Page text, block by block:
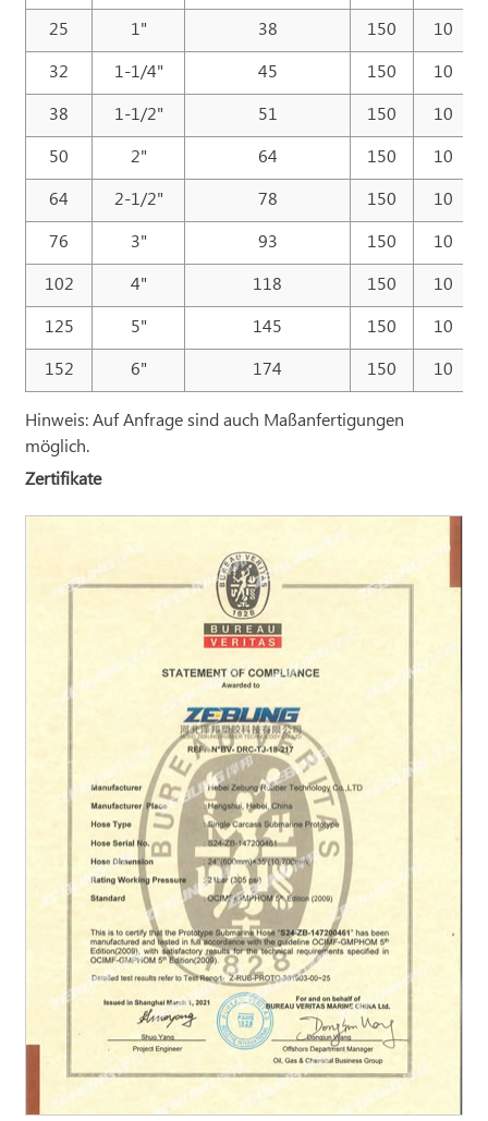
25
1" 38 150 10
32
1-1/4" 45 150 10
38
1-1/2" 51 150 10
50
2" 64 150 10
64
2-1/2" 78 150 10
76
3" 93 150 10
102
4" 118 150 10
125
5" 145 150 10
152
6" 174 150 10
Hinweis: Auf Anfrage sind auch Maßanfertigungen
möglich.
Zertifikate